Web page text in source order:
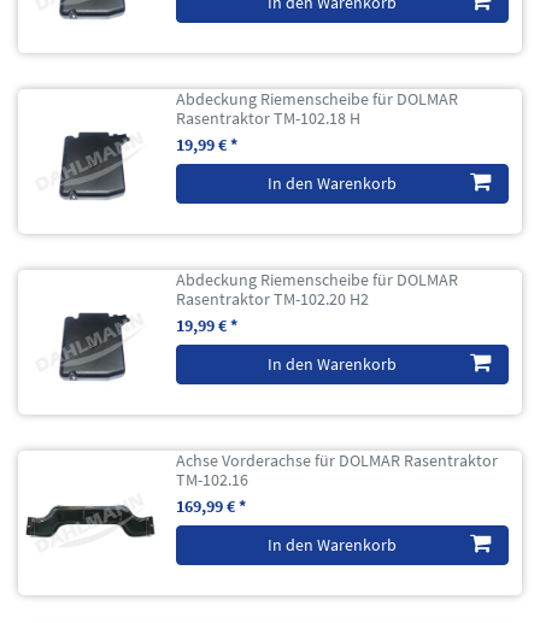
Abdeckung Riemenscheibe für DOLMAR
Rasentraktor TM-102.18 H
19,99 € *
In den Warenkorb
Abdeckung Riemenscheibe für DOLMAR
Rasentraktor TM-102.20 H2
19,99 € *
In den Warenkorb
Achse Vorderachse für DOLMAR Rasentraktor
TM-102.16
169,99 € *
In den Warenkorb